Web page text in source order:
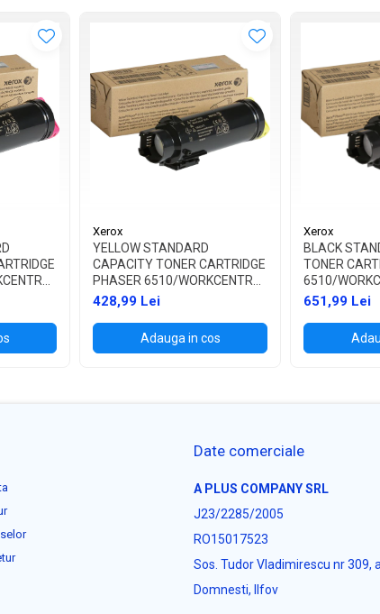
Xerox
YELLOW STANDARD
CAPACITY TONER CARTRIDGE
PHASER 6510/WORKCENTRE
6515
428,99 Lei
Adauga in cos
Xerox
BLACK
TONER
6510/
651,99 Lei
Date comerciale
A PLUS COMPANY SRL
J23/2285/2005
RO15017523
Sos. Tudor Vladimirescu nr 309,
Domnesti, Ilfov